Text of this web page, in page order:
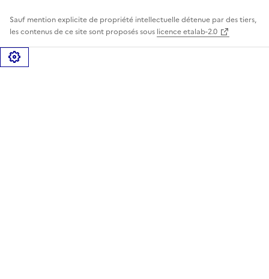
Sauf mention explicite de propriété intellectuelle détenue par des tiers,
les contenus de ce site sont proposés sous licence etalab-2.0
Gérer les cookies